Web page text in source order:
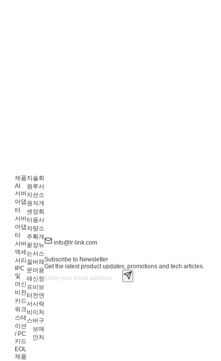
제품
AI
서버
어댑
터
서버
어댑
터
서버
액세
서리
IPC
및
머신
비전
카드
워크
스테
이션
/ PC
카드
EOL
제품
지
원
지
원
센
터
자
주
묻
는
질
문
애
프
터
서
비
스
솔
루
션
저
장
용
량
확
장
서
버
머
신
비
전
사
이
버
보
안
회
사
소
개
회
사
소
개
뉴
스
채
용
정
보
연
락
처
구
매
처
info@lr-link.com
Subscribe to Newsletter
Get the latest product updates, promotions and tech articles.